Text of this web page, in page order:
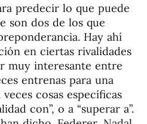
predecir lo que puede
son dos de los que
Hay ahí
en ciertas rivalidades
muy interesante entre
entrenas para una
cosas específicas
con”, o a “superar a”.